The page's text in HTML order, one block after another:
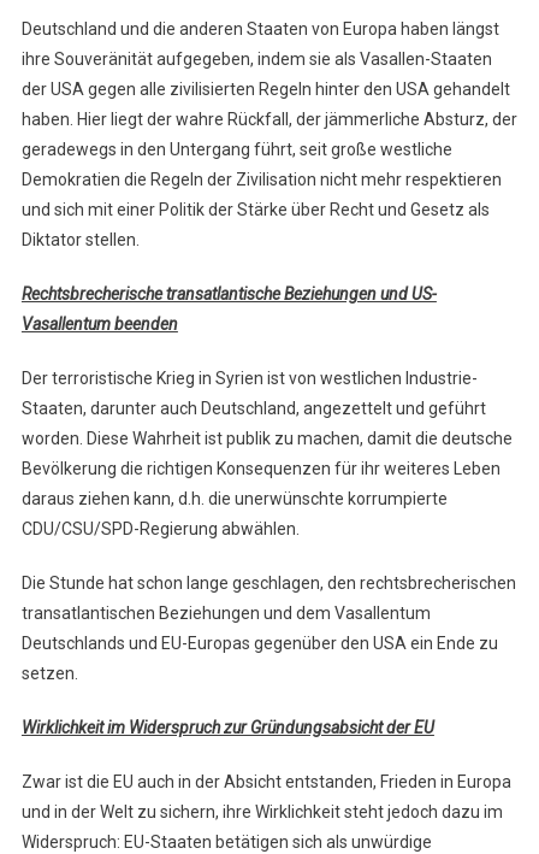
Deutschland und die anderen Staaten von Europa haben längst
ihre Souveränität aufgegeben, indem sie als Vasallen-Staaten
der USA gegen alle zivilisierten Regeln hinter den USA gehandelt
haben. Hier liegt der wahre Rückfall, der jämmerliche Absturz, der
geradewegs in den Untergang führt, seit große westliche
Demokratien die Regeln der Zivilisation nicht mehr respektieren
und sich mit einer Politik der Stärke über Recht und Gesetz als
Diktator stellen.
Rechtsbrecherische transatlantische Beziehungen und US-
Vasallentum beenden
Der terroristische Krieg in Syrien ist von westlichen Industrie-
Staaten, darunter auch Deutschland, angezettelt und geführt
worden. Diese Wahrheit ist publik zu machen, damit die deutsche
Bevölkerung die richtigen Konsequenzen für ihr weiteres Leben
daraus ziehen kann, d.h. die unerwünschte korrumpierte
CDU/CSU/SPD-Regierung abwählen.
Die Stunde hat schon lange geschlagen, den rechtsbrecherischen
transatlantischen Beziehungen und dem Vasallentum
Deutschlands und EU-Europas gegenüber den USA ein Ende zu
setzen.
Wirklichkeit im Widerspruch zur Gründungsabsicht der EU
Zwar ist die EU auch in der Absicht entstanden, Frieden in Europa
und in der Welt zu sichern, ihre Wirklichkeit steht jedoch dazu im
Widerspruch: EU-Staaten betätigen sich als unwürdige